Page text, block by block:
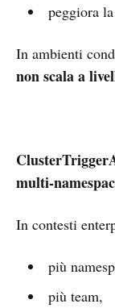
peggiora
In ambienti
non scala a
multi-
In contesti
più
più team,